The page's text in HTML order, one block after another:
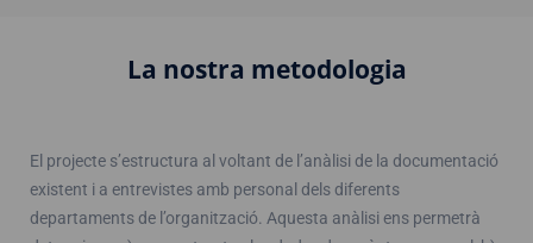
La nostra metodologia
El projecte s’estructura al voltant de l’anàlisi de la documentació
existent i a entrevistes amb personal dels diferents
departaments de l’organització. Aquesta anàlisi ens permetrà